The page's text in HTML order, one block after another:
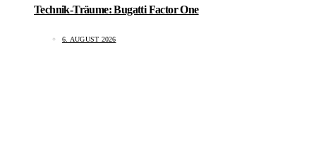
Technik-Träume: Bugatti Factor One
6. AUGUST 2026